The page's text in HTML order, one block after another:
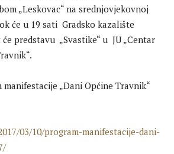
„Leskovac“ na srednjovjekovnoj
će u 19 sati Gradsko kazalište
predstavu „Svastike“ u JU „Centar
„Dani Općine Travnik“
03/10/program-manifestacije-dani-